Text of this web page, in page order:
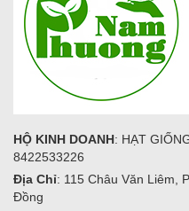
HỘ KINH DOANH: HẠT
8422533226
Địa Chỉ: 115 Châu Văn Liêm,
Đồng